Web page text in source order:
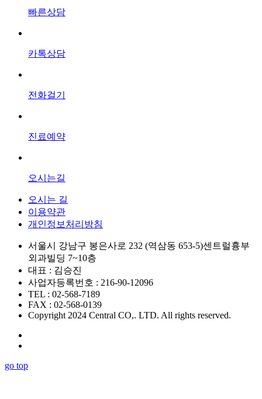
빠른상담
카톡상담
전화걸기
진료예약
오시는길
오시는 길
이용약관
개인정보처리방침
서울시 강남구 봉은사로 232 (역삼동 653-5)센트럴흉부
외과빌딩 7~10층
대표 : 김승진
사업자등록번호 : 216-90-12096
TEL : 02-568-7189
FAX : 02-568-0139
Copyright 2024 Central CO,. LTD. All rights reserved.
go top